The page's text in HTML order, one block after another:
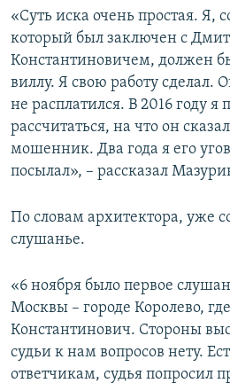
«Суть иска очень простая. Я,
который был заключен с
Константиновичем, должен
виллу. Я свою работу сделал.
не расплатился. В 2016 году я
рассчитаться, на что он
мошенник. Два года я его
посылал», – рассказал
По словам архитектора, уже
слушанье.
«6 ноября было первое
Москвы – городе Королево,
Константинович. Стороны
судьи к нам вопросов нету.
ответчикам, судья попросил